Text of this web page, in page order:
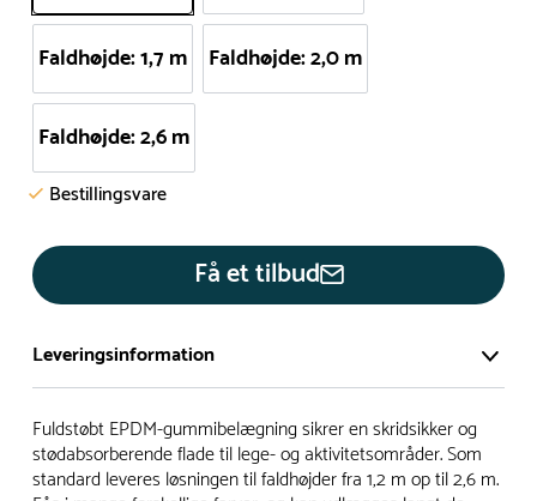
Faldhøjde: 1,7 m Faldhøjde: 2,0 m
Faldhøjde: 2,6 m
Bestillingsvare
Få et tilbud
Leveringsinformation
Vi har et stort og effektivt lager på ca. 6.000 kvadratmeter
med mere end 5.000 forskellige produkter på hylderne til
omgående levering.
Fuldstøbt EPDM-gummibelægning sikrer en skridsikker og
stødabsorberende flade til lege- og aktivitetsområder. Som
standard leveres løsningen til faldhøjder fra 1,2 m op til 2,6 m.